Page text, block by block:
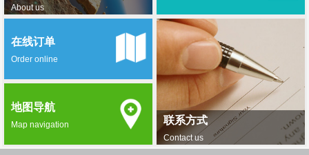
About us
联系方式
Contact us
在线订单
Order online
地图导航
Map navigation